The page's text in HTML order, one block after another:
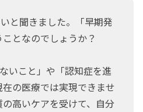
と聞きました。「早期発
となのでしょうか？
いこと」や「認知症を進
の医療では実現できませ
高いケアを受けて、自分